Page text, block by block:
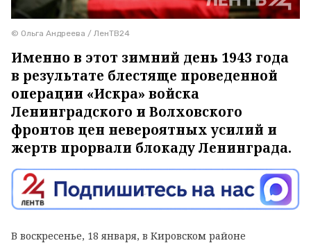
© Ольга Андреева / ЛенТВ24
Именно в этот зимний день 1943 года
в результате блестяще проведенной
операции «Искра» войска
Ленинградского и Волховского
фронтов цен невероятных усилий и
жертв прорвали блокаду Ленинграда.
В воскресенье, 18 января, в Кировском районе